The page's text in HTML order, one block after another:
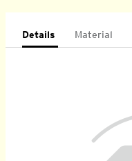
Details Material